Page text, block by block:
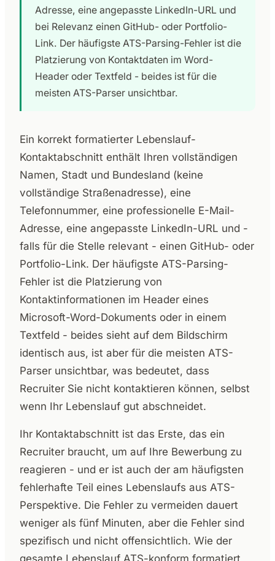
Adresse, eine angepasste LinkedIn-URL und
bei Relevanz einen GitHub- oder Portfolio-
Link. Der häufigste ATS-Parsing-Fehler ist die
Platzierung von Kontaktdaten im Word-
Header oder Textfeld - beides ist für die
meisten ATS-Parser unsichtbar.
Ein korrekt formatierter Lebenslauf-
Kontaktabschnitt enthält Ihren vollständigen
Namen, Stadt und Bundesland (keine
vollständige Straßenadresse), eine
Telefonnummer, eine professionelle E-Mail-
Adresse, eine angepasste LinkedIn-URL und -
falls für die Stelle relevant - einen GitHub- oder
Portfolio-Link. Der häufigste ATS-Parsing-
Fehler ist die Platzierung von
Kontaktinformationen im Header eines
Microsoft-Word-Dokuments oder in einem
Textfeld - beides sieht auf dem Bildschirm
identisch aus, ist aber für die meisten ATS-
Parser unsichtbar, was bedeutet, dass
Recruiter Sie nicht kontaktieren können, selbst
wenn Ihr Lebenslauf gut abschneidet.
Ihr Kontaktabschnitt ist das Erste, das ein
Recruiter braucht, um auf Ihre Bewerbung zu
reagieren - und er ist auch der am häufigsten
fehlerhafte Teil eines Lebenslaufs aus ATS-
Perspektive. Die Fehler zu vermeiden dauert
weniger als fünf Minuten, aber die Fehler sind
spezifisch und nicht offensichtlich. Wie der
gesamte Lebenslauf ATS-konform formatiert